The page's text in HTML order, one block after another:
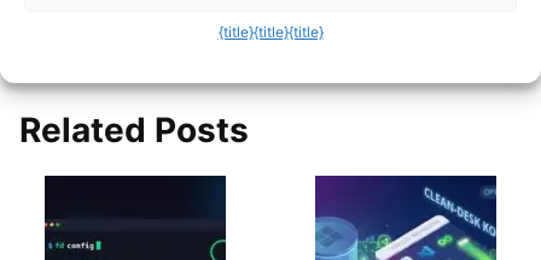
Related Posts
{title}{title}{title}